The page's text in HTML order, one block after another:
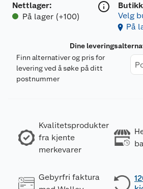
Nettlager:
På lager (+100)
Velg
På
Dine
Finn alternativer og pris for
levering ved å søke på ditt
postnummer
Kvalitetsprodukter
fra kjente
merkevarer
Gebyrfri faktura